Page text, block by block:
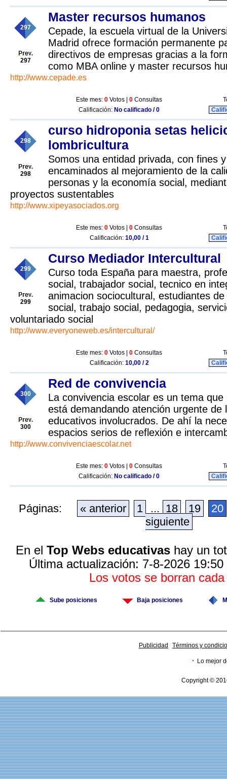
297
297
Master recursos humanos
Cepade, la escuela virtual de la
Madrid ofrece formación permanente
directivos de empresas gracias a la
como MBA online y master recursos
http://www.cepade.es
Este mes: 0 Votos | 0 Consultas
Calificación: No calificado / 0
298
298
curso hidroponia setas
lombricultura
Somos una entidad privada, con fines
encaminados al mejoramiento de la
personas y la economía social,
proyectos sustentables
http://www.xipeyasociados.org
Este mes: 0 Votos | 0 Consultas
Calificación: 10,00 / 1
299
299
Curso Mediador Intercultural
Curso toda España para maestra,
social, trabajador social, tecnico en
animacion sociocultural, estudiantes
social, trabajo social, pedagogia,
voluntariado social
http://www.everyoneweb.es/intercultural/
Este mes: 0 Votos | 0 Consultas
Calificación: 10,00 / 2
300
300
Red de convivencia
La convivencia escolar es un tema
está demandando atención urgente de
educativos involucrados. De ahí la
espacios serios de reflexión e
http://www.convivenciaescolar.net
Este mes: 0 Votos | 0 Consultas
Calificación: No calificado / 0
Páginas: « anterior 1 ... 18 19
20
siguiente
En el Top Webs educativashay un
Última actualización: 7-8-2026
Los votos se borran
Sube posiciones Baja posiciones
Publicidad Términos y
· Lo mejor
Copyright ©